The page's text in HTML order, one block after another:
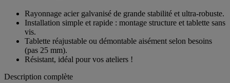
Rayonnage acier galvanisé de grande stabilité et ultra-robuste.
Installation simple et rapide : montage structure et tablette sans
vis.
Tablette réajustable ou démontable aisément selon besoins
(pas 25 mm).
Résistant, idéal pour vos ateliers !
Description complète